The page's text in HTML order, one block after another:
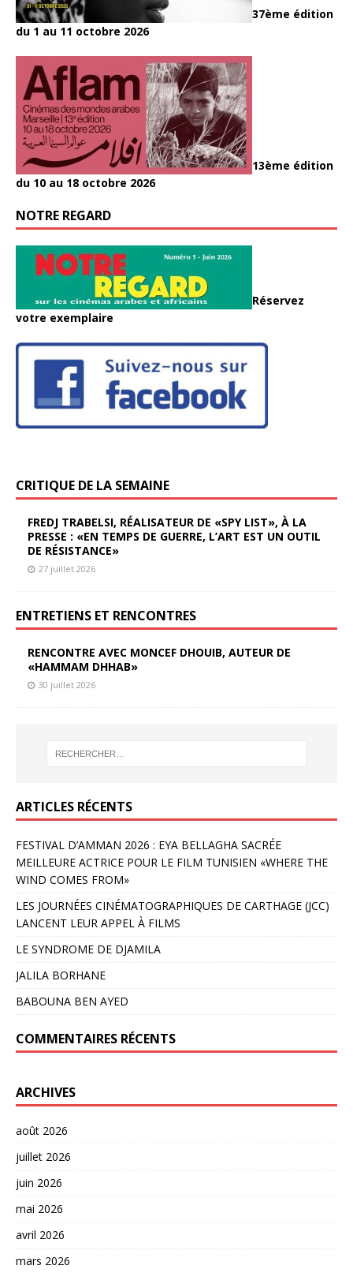
37ème édition
du 1 au 11 octobre 2026
13ème édition
du 10 au 18 octobre 2026
NOTRE REGARD
Réservez
votre exemplaire
CRITIQUE DE LA SEMAINE
FREDJ TRABELSI, RÉALISATEUR DE «SPY LIST», À LA
PRESSE : «EN TEMPS DE GUERRE, L’ART EST UN OUTIL
DE RÉSISTANCE»
27 juillet 2026
ENTRETIENS ET RENCONTRES
RENCONTRE AVEC MONCEF DHOUIB, AUTEUR DE
«HAMMAM DHHAB»
30 juillet 2026
ARTICLES RÉCENTS
FESTIVAL D’AMMAN 2026 : EYA BELLAGHA SACRÉE
MEILLEURE ACTRICE POUR LE FILM TUNISIEN «WHERE THE
WIND COMES FROM»
LES JOURNÉES CINÉMATOGRAPHIQUES DE CARTHAGE (JCC)
LANCENT LEUR APPEL À FILMS
LE SYNDROME DE DJAMILA
JALILA BORHANE
BABOUNA BEN AYED
COMMENTAIRES RÉCENTS
ARCHIVES
août 2026
juillet 2026
juin 2026
mai 2026
avril 2026
mars 2026